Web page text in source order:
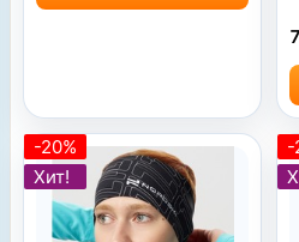
-20%
Хит!
-